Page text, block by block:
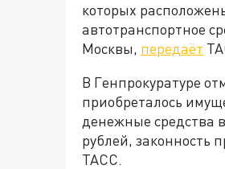
которых
автотранспортное
Москвы, передаёт
В Генпрокуратуре
приобреталось
денежные средства
рублей, законность
ТАСС.